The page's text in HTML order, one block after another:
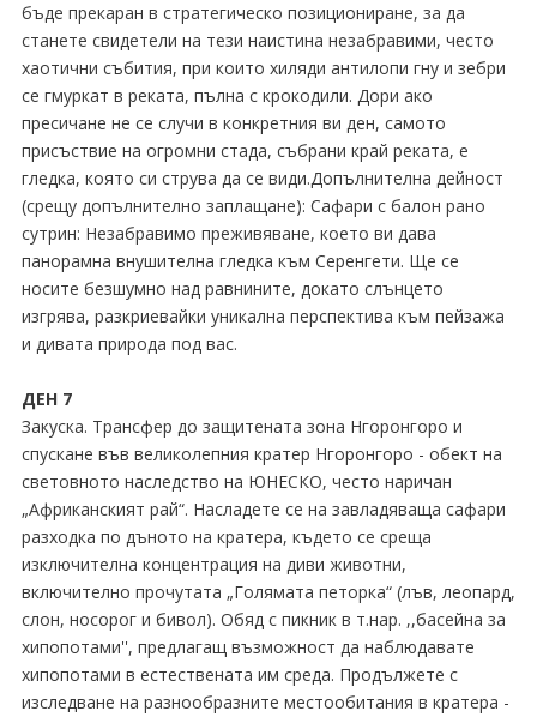
бъде прекаран в стратегическо позициониране, за да
станете свидетели на тези наистина незабравими, често
хаотични събития, при които хиляди антилопи гну и зебри
се гмуркат в реката, пълна с крокодили. Дори ако
пресичане не се случи в конкретния ви ден, самото
присъствие на огромни стада, събрани край реката, е
гледка, която си струва да се види.Допълнителна дейност
(срещу допълнително заплащане): Сафари с балон рано
сутрин: Незабравимо преживяване, което ви дава
панорамна внушителна гледка към Серенгети. Ще се
носите безшумно над равнините, докато слънцето
изгрява, разкриевайки уникална перспектива към пейзажа
и дивата природа под вас.
ДЕН 7
Закуска. Трансфер до защитената зона Нгоронгоро и
спускане във великолепния кратер Нгоронгоро - обект на
световното наследство на ЮНЕСКО, често наричан
„Африканският рай“. Насладете се на завладяваща сафари
разходка по дъното на кратера, където се среща
изключителна концентрация на диви животни,
включително прочутата „Голямата петорка“ (лъв, леопард,
слон, носорог и бивол). Обяд с пикник в т.нар. ,,басейна за
хипопотами'', предлагащ възможност да наблюдавате
хипопотами в естествената им среда. Продължете с
изследване на разнообразните местообитания в кратера -